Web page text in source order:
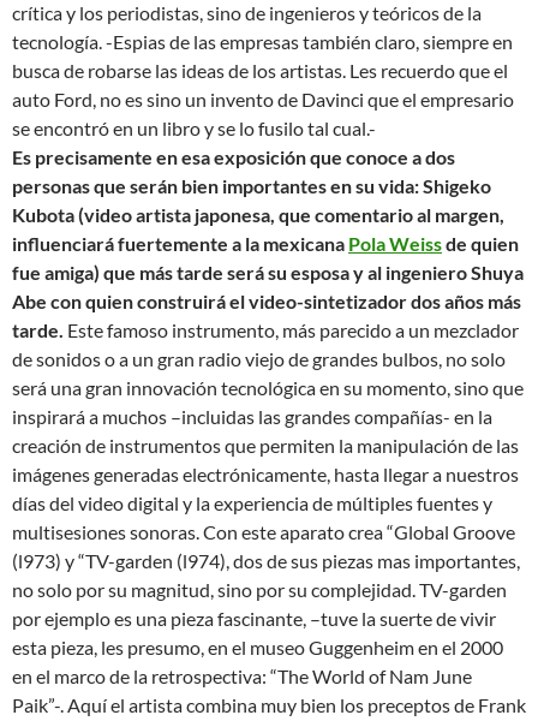
crítica y los periodistas, sino de ingenieros y teóricos de la
tecnología. -Espias de las empresas también claro, siempre en
busca de robarse las ideas de los artistas. Les recuerdo que el
auto Ford, no es sino un invento de Davinci que el empresario
se encontró en un libro y se lo fusilo tal cual.-
Es precisamente en esa exposición que conoce a dos
personas que serán bien importantes en su vida: Shigeko
Kubota (video artista japonesa, que comentario al margen,
influenciará fuertemente a la mexicana Pola Weissde quien
fue amiga) que más tarde será su esposa y al ingeniero Shuya
Abe con quien construirá el video-sintetizador dos años más
tarde. Este famoso instrumento, más parecido a un mezclador
de sonidos o a un gran radio viejo de grandes bulbos, no solo
será una gran innovación tecnológica en su momento, sino que
inspirará a muchos –incluidas las grandes compañías- en la
creación de instrumentos que permiten la manipulación de las
imágenes generadas electrónicamente, hasta llegar a nuestros
días del video digital y la experiencia de múltiples fuentes y
multisesiones sonoras. Con este aparato crea “Global Groove
(l973) y “TV-garden (l974), dos de sus piezas mas importantes,
no solo por su magnitud, sino por su complejidad. TV-garden
por ejemplo es una pieza fascinante, –tuve la suerte de vivir
esta pieza, les presumo, en el museo Guggenheim en el 2000
en el marco de la retrospectiva: “The World of Nam June
Paik”-. Aquí el artista combina muy bien los preceptos de Frank